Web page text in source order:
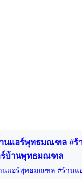
นแอร์พุทธมณฑล #ร้
บ้านพุทธมณฑล
นแอร์พุทธมณฑล #ร้านแ